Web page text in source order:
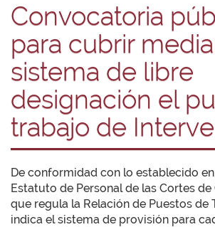
Convocatoria
para cubrir
sistema de libre
designación el
trabajo de
De conformidad con lo establecido
Estatuto de Personal de las Cortes de
que regula la Relación de Puestos de
indica el sistema de provisión para